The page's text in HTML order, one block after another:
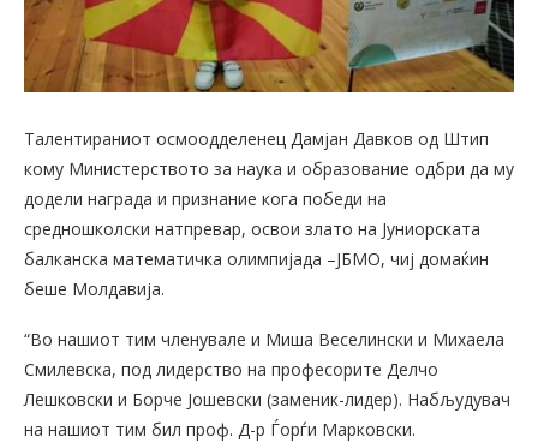
Tалентираниот осмоодделенец Дамјан Давков од Штип
кому Министерството за наука и образование одбри да му
додели награда и признание кога победи на
средношколски натпревар, освои злато на Јуниорската
балканска математичка олимпијада –ЈБМО, чиј домаќин
беше Молдавија.
“Во нашиот тим членувале и Миша Веселински и Михаела
Смилевска, под лидерство на професорите Делчо
Лешковски и Борче Јошевски (заменик-лидер). Набљудувач
на нашиот тим бил проф. Д-р Ѓорѓи Марковски.